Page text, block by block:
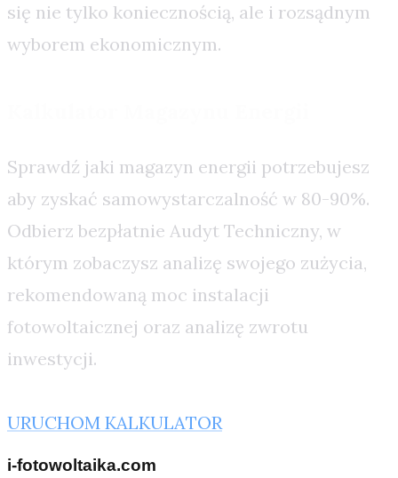
się nie tylko koniecznością, ale i rozsądnym
wyborem ekonomicznym.
Sprawdź jaki magazyn energii potrzebujesz
aby zyskać samowystarczalność w 80-90%.
Odbierz bezpłatnie Audyt Techniczny, w
którym zobaczysz analizę swojego zużycia,
rekomendowaną moc instalacji
fotowoltaicznej oraz analizę zwrotu
inwestycji.
URUCHOM KALKULATOR
i-fotowoltaika.com